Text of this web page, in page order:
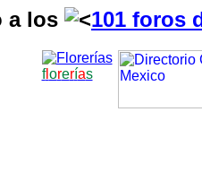
a los 101 foros
florerías